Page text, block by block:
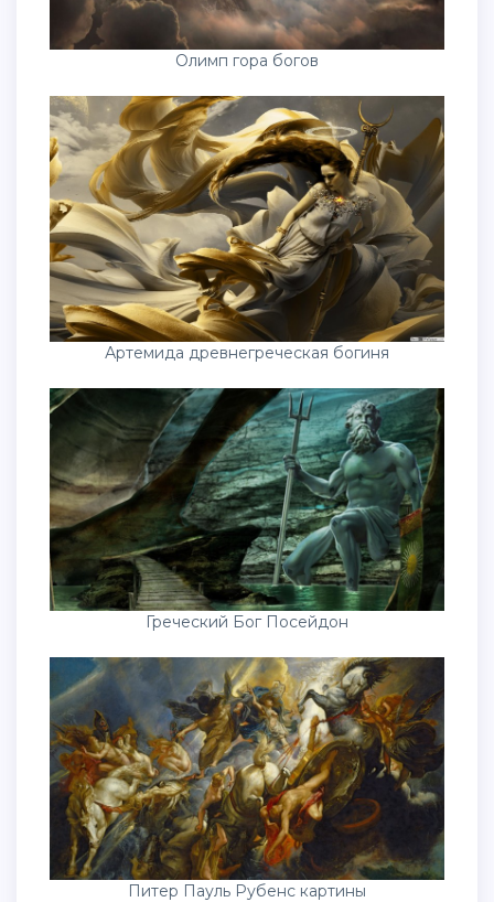
Олимп гора богов
Артемида древнегреческая богиня
Греческий Бог Посейдон
Питер Пауль Рубенс картины